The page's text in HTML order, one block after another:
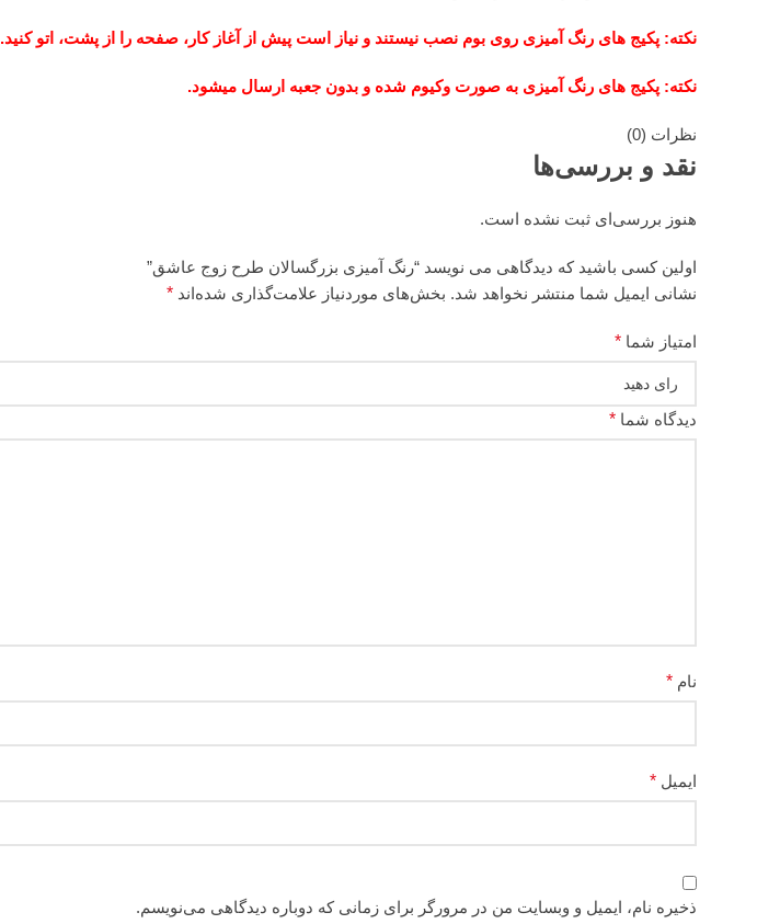
نکته: پکیج های رنگ آمیزی روی بوم نصب نیستند و نیاز است پیش از آغاز کار، صفحه را از پشت، اتو کنید.
نکته: پکیج های رنگ آمیزی به صورت وکیوم شده و بدون جعبه ارسال میشود.
نظرات (0)
نقد و بررسی‌ها
هنوز بررسی‌ای ثبت نشده است.
اولین کسی باشید که دیدگاهی می نویسد “رنگ آمیزی بزرگسالان طرح زوج عاشق”
نشانی ایمیل شما منتشر نخواهد شد. بخش‌های موردنیاز علامت‌گذاری شده‌اند *
امتیاز شما *
دیدگاه شما *
نام *
ایمیل *
ذخیره نام، ایمیل و وبسایت من در مرورگر برای زمانی که دوباره دیدگاهی می‌نویسم.